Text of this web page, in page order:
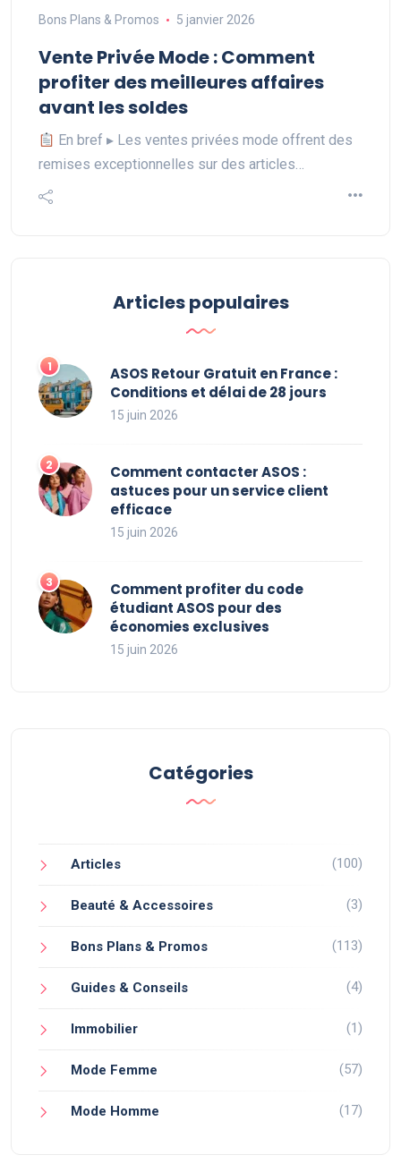
Bons Plans & Promos 5 janvier 2026
Vente Privée Mode : Comment
profiter des meilleures affaires
avant les soldes
En bref ▸ Les ventes privées mode offrent des
remises exceptionnelles sur des articles…
Articles populaires
ASOS Retour Gratuit en France :
Conditions et délai de 28 jours
15 juin 2026
Comment contacter ASOS :
astuces pour un service client
efficace
15 juin 2026
Comment profiter du code
étudiant ASOS pour des
économies exclusives
15 juin 2026
Catégories
Articles (100)
Beauté & Accessoires (3)
Bons Plans & Promos (113)
Guides & Conseils (4)
Immobilier (1)
Mode Femme (57)
Mode Homme (17)